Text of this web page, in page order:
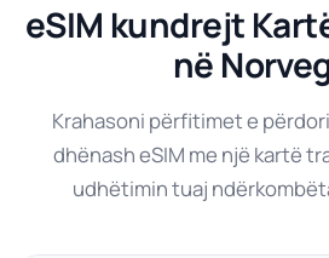
eSIM kundrejt
në
Krahasoni përfitimet e
dhënash eSIM me një kartë
udhëtimin tuaj